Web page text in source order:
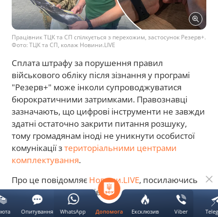
Працівник ТЦК та СП спілкується з перехожим, застосунок Резерв+.
Фото: ТЦК та СП, колаж Новини.LIVE
Сплата штрафу за порушення правил
військового обліку після зізнання у програмі
"Резерв+" може інколи супроводжуватися
бюрократичними затримками. Правознавці
зазначають, що цифрові інструменти не завжди
здатні остаточно закрити питання розшуку,
тому громадянам іноді не уникнути особистої
комунікації зтериторіальними центрами
комплектування.
Про це повідомляє Новини.LIVE, посилаючись
напоясненняюристів.
Допомога Ексклюзив Viber
Опитування WhatsApp